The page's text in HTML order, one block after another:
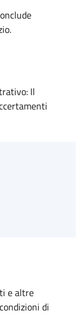
Il
e altre
di